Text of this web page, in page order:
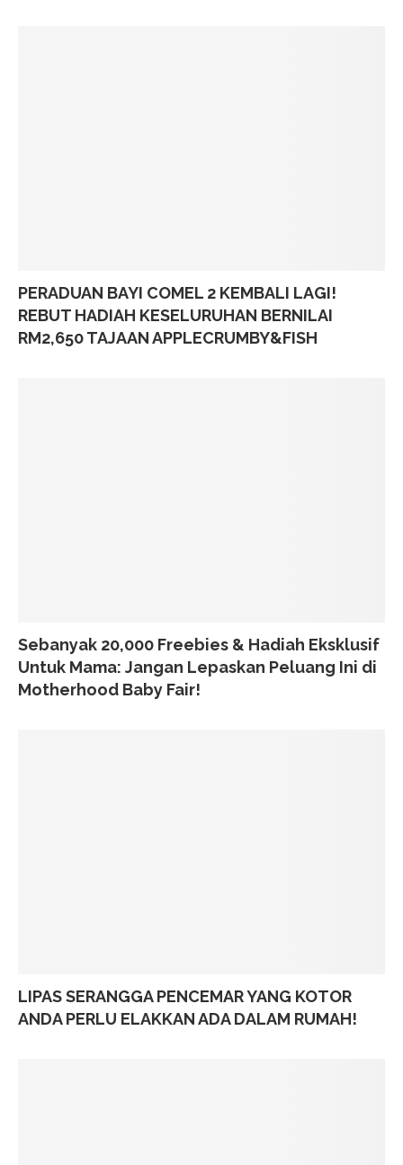
PERADUAN BAYI COMEL 2 KEMBALI LAGI!
REBUT HADIAH KESELURUHAN BERNILAI
RM2,650 TAJAAN APPLECRUMBY&FISH
Sebanyak 20,000 Freebies & Hadiah Eksklusif
Untuk Mama: Jangan Lepaskan Peluang Ini di
Motherhood Baby Fair!
LIPAS SERANGGA PENCEMAR YANG KOTOR
ANDA PERLU ELAKKAN ADA DALAM RUMAH!